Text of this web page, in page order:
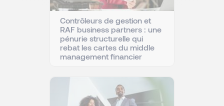
Contrôleurs de gestion et
RAF business partners : une
pénurie structurelle qui
rebat les cartes du middle
management financier